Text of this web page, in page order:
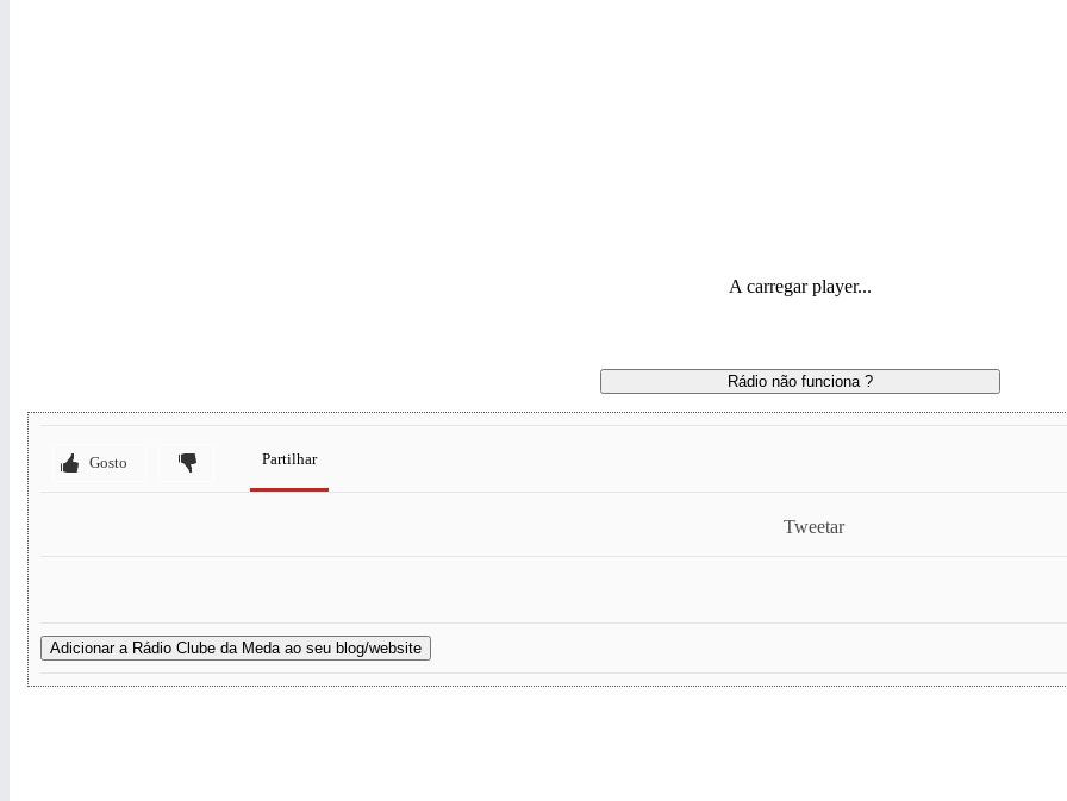
A carregar player...
Rádio não funciona ?
Gosto Partilhar
Tweetar
Adicionar a Rádio Clube da Meda ao seu blog/website